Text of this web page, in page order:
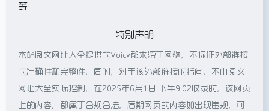
等！
特别声明
本站阅文网址大全提供的Voicv都来源于网络，不保证外部链接
的准确性和完整性，同时，对于该外部链接的指向，不由阅文
网址大全实际控制，在2025年6月1日 下午9:02收录时，该网页
上的内容，都属于合规合法，后期网页的内容如出现违规，可